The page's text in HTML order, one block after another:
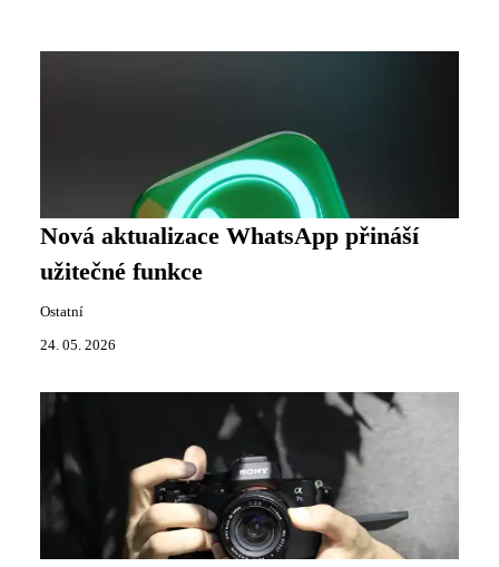
Nová aktualizace WhatsApp přináší
užitečné funkce
Ostatní
24. 05. 2026